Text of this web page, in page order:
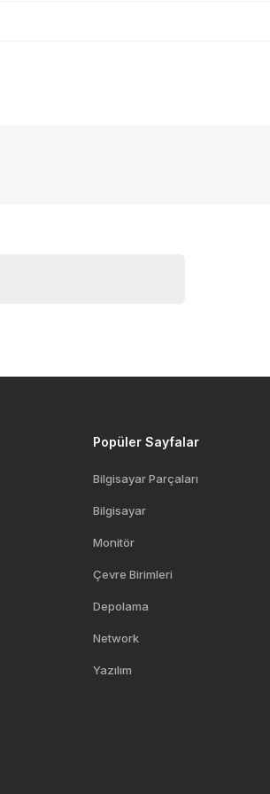
Popüler Sayfalar
Bilgisayar Parçaları
Bilgisayar
Monitör
Çevre Birimleri
Depolama
Network
Yazılım